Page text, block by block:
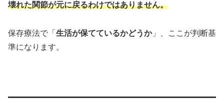
壊れた関節が元に戻るわけではありません。
保存療法で「 生活が保てているかどうか」、ここが判断基
準になります。